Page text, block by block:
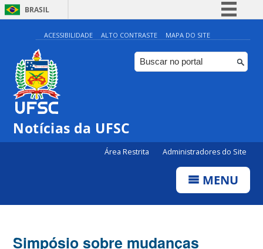
BRASIL
Simplifique!
Comunica BR
Participe
ACESSIBILIDADE ALTO CONTRASTE MAPA DO SITE
Notícias da UFSC
Área Restrita Administradores do Site
MENU
Simpósio sobre mudanças